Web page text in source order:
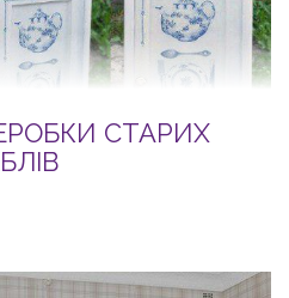
СТАРИХ